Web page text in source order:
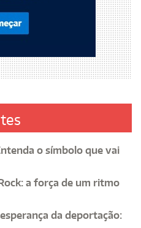
o símbolo que vai
a força de um ritmo
da deportação: